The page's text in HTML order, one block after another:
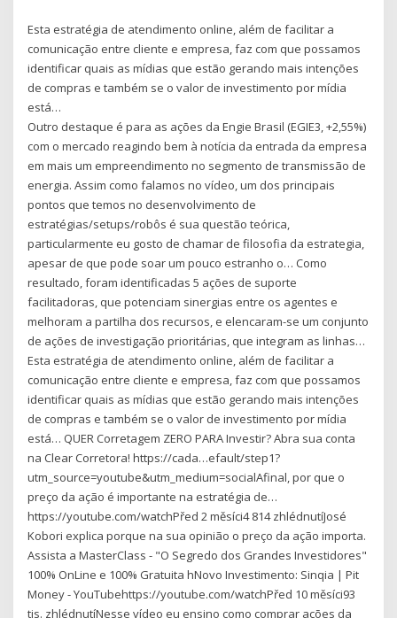
Esta estratégia de atendimento online, além de facilitar a
comunicação entre cliente e empresa, faz com que possamos
identificar quais as mídias que estão gerando mais intenções
de compras e também se o valor de investimento por mídia
está…
Outro destaque é para as ações da Engie Brasil (EGIE3, +2,55%)
com o mercado reagindo bem à notícia da entrada da empresa
em mais um empreendimento no segmento de transmissão de
energia. Assim como falamos no vídeo, um dos principais
pontos que temos no desenvolvimento de
estratégias/setups/robôs é sua questão teórica,
particularmente eu gosto de chamar de filosofia da estrategia,
apesar de que pode soar um pouco estranho o… Como
resultado, foram identificadas 5 ações de suporte
facilitadoras, que potenciam sinergias entre os agentes e
melhoram a partilha dos recursos, e elencaram-se um conjunto
de ações de investigação prioritárias, que integram as linhas…
Esta estratégia de atendimento online, além de facilitar a
comunicação entre cliente e empresa, faz com que possamos
identificar quais as mídias que estão gerando mais intenções
de compras e também se o valor de investimento por mídia
está… QUER Corretagem ZERO PARA Investir? Abra sua conta
na Clear Corretora! https://cada…efault/step1?
utm_source=youtube&utm_medium=socialAfinal, por que o
preço da ação é importante na estratégia de…
https://youtube.com/watchPřed 2 měsíci4 814 zhlédnutíJosé
Kobori explica porque na sua opinião o preço da ação importa.
Assista a MasterClass - "O Segredo dos Grandes Investidores"
100% OnLine e 100% Gratuita hNovo Investimento: Sinqia ‍| Pit
Money - YouTubehttps://youtube.com/watchPřed 10 měsíci93
tis. zhlédnutíNesse vídeo eu ensino como comprar ações da